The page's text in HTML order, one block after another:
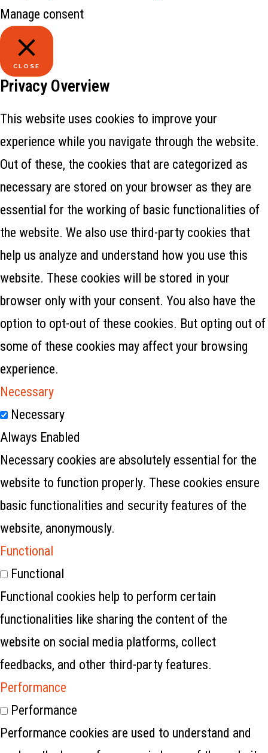
Manage consent
CLOSE
Privacy Overview
This website uses cookies to improve your
experience while you navigate through the website.
Out of these, the cookies that are categorized as
necessary are stored on your browser as they are
essential for the working of basic functionalities of
the website. We also use third-party cookies that
help us analyze and understand how you use this
website. These cookies will be stored in your
browser only with your consent. You also have the
option to opt-out of these cookies. But opting out of
some of these cookies may affect your browsing
experience.
Necessary
Necessary
Always Enabled
Necessary cookies are absolutely essential for the
website to function properly. These cookies ensure
basic functionalities and security features of the
website, anonymously.
Functional
Functional
Functional cookies help to perform certain
functionalities like sharing the content of the
website on social media platforms, collect
feedbacks, and other third-party features.
Performance
Performance
Performance cookies are used to understand and